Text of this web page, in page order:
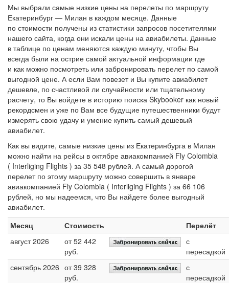
Мы выбрали самые низкие цены на перелеты по маршруту
Екатеринбург — Милан в каждом месяце. Данные
по стоимости получены из статистики запросов посетителями
нашего сайта, когда они искали цены на авиабилеты. Данные
в таблице по ценам меняются каждую минуту, чтобы Вы
всегда были на острие самой актуальной информации где
и как можно посмотреть или забронировать перелет по самой
выгодной цене. А если Вам повезет и Вы купите авиабилет
дешевле, по счастливой ли случайности или тщательному
расчету, то Вы войдете в историю поиска Skybooker как новый
рекордсмен и уже по Вам все будущие путешественники будут
измерять свою удачу и умение купить самый дешевый
авиабилет.
Как вы видите, самые низкие цены из Екатеринбурга в Милан
можно найти на рейсы в октябре авиакомпанией Fly Colombia
( Interliging Flights ) за 35 548 рублей. А самый дорогой
перелет по этому маршруту можно совершить в январе
авиакомпанией Fly Colombia ( Interliging Flights ) за 66 106
рублей, но мы надеемся, что Вы найдете более выгодный
авиабилет.
Месяц
Стоимость
Перелёт
август 2026
от 52 442
руб.
с
пересадкой
сентябрь 2026 от 39 328
руб.
с
пересадкой